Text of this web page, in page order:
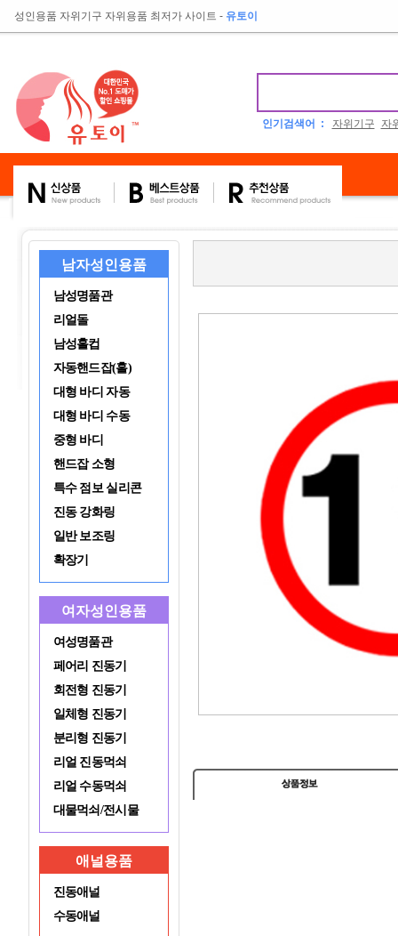
성인용품 자위기구 자위용품 최저가 사이트 - 유토이
인기검색어 : 자위기구 자
남자성인용품
남성명품관
리얼돌
남성홀컵
자동핸드잡(홀)
대형 바디 자동
대형 바디 수동
중형 바디
핸드잡 소형
특수 점보 실리콘
진동 강화링
일반 보조링
확장기
여자성인용품
여성명품관
페어리 진동기
회전형 진동기
일체형 진동기
분리형 진동기
리얼 진동먹쇠
리얼 수동먹쇠
대물먹쇠/전시물
애널용품
진동애널
수동애널